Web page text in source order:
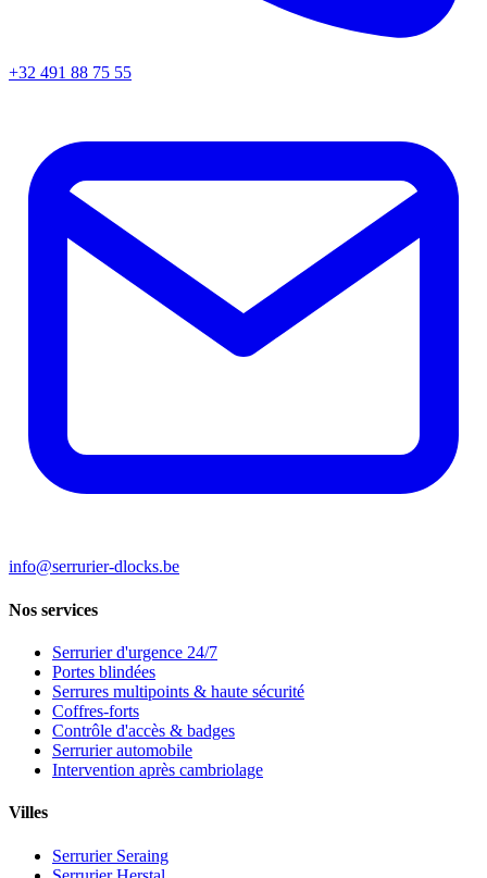
+32 491 88 75 55
info@serrurier-dlocks.be
Nos services
Serrurier d'urgence 24/7
Portes blindées
Serrures multipoints & haute sécurité
Coffres-forts
Contrôle d'accès & badges
Serrurier automobile
Intervention après cambriolage
Villes
Serrurier Seraing